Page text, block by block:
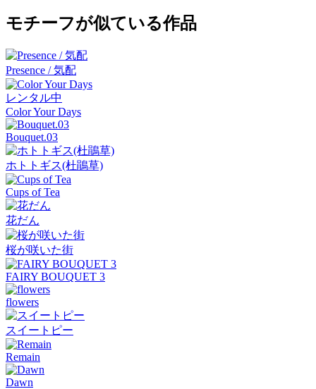
モチーフが似ている作品
Presence / 気配
レンタル中
Color Your Days
Bouquet.03
ホトトギス(杜鵑草)
Cups of Tea
花だん
桜が咲いた街
FAIRY BOUQUET 3
flowers
スイートピー
Remain
Dawn